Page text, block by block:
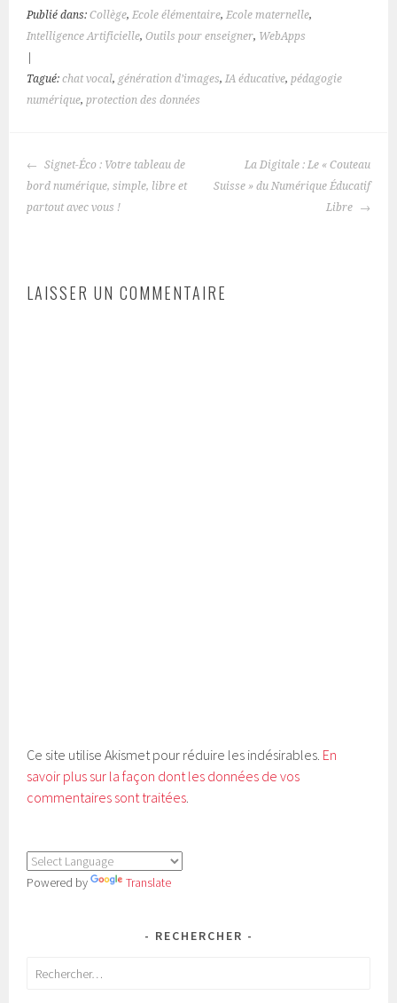
comprendre et maîtriser leur
vie en ligne.…
Publié dans:Collège, Ecole élémentaire, Ecole maternelle,
Intelligence Artificielle,Outils pour enseigner, WebApps
Tagué:chat vocal, génération d’images, IA éducative, pédagogie
numérique, protection des données
NAVIGATION
DES
ARTICLES
Signet-Éco : Votre tableau de
bord numérique, simple, libre et
partout avec vous !
La Digitale : Le « Couteau
Suisse » du Numérique Éducatif
Libre
LAISSER UN COMMENTAIRE
Ce site utilise Akismet pour réduire les indésirables. En
savoir plus sur la façon dont les données de vos
commentaires sont traitées.
Powered by Translate
RECHERCHER
Rechercher :